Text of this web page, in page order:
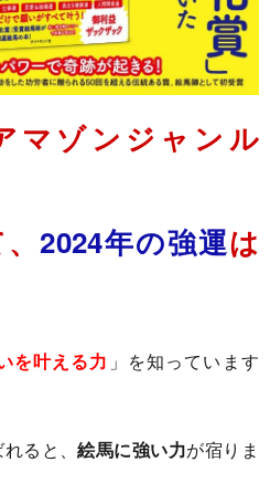
ゾンジャンル
、2024年の強運は
を叶える力 」を知っています
ると、絵馬に強い力が宿りま